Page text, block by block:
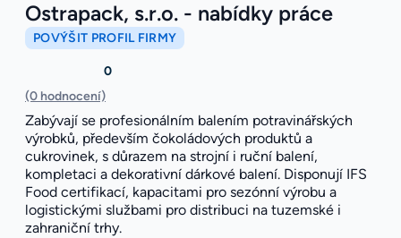
Ostrapack, s.r.o. - nabídky práce
POVÝŠIT PROFIL FIRMY
0
(0 hodnocení)
Zabývají se profesionálním balením potravinářských
výrobků, především čokoládových produktů a
cukrovinek, s důrazem na strojní i ruční balení,
kompletaci a dekorativní dárkové balení. Disponují IFS
Food certifikací, kapacitami pro sezónní výrobu a
logistickými službami pro distribuci na tuzemské i
zahraniční trhy.